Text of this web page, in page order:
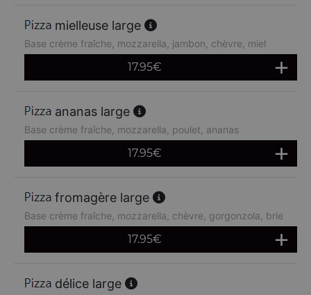
mielleuse large
Base crème fraîche, mozzarella, jambon, chèvre, miel
17.95€
ananas large
Base crème fraîche, mozzarella, poulet, ananas
17.95€
fromagère large
Base crème fraîche, mozzarella, chèvre, gorgonzola, brie
17.95€
délice large